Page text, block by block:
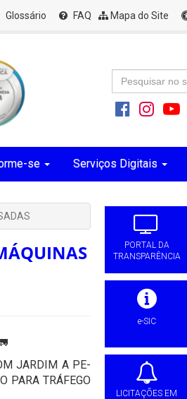
Glossário FAQ Mapa do Site
se Serviços Digitais
JARDIM A PE-
PARA TRÁFEGO
PORTAL DA
TRANSPARÊNCIA
e-SIC
LICITAÇÕES EM